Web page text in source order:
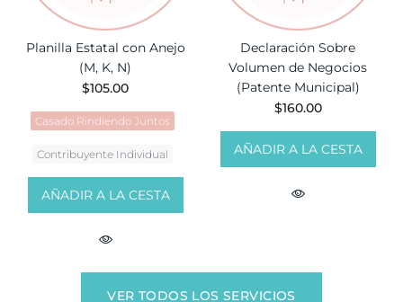
Planilla Estatal con Anejo
(M, K, N)
$105.00
Casado Rindiendo Juntos
Contribuyente Individual
AÑADIR A LA CESTA
Declaración Sobre
Volumen de Negocios
(Patente Municipal)
$160.00
AÑADIR A LA CESTA
VER TODOS LOS SERVICIOS